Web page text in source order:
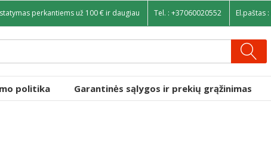
perkantiems už 100 € ir daugiau Tel. : +37060020552 El.paštas :
politika Garantinės sąlygos ir prekių grąžinimas